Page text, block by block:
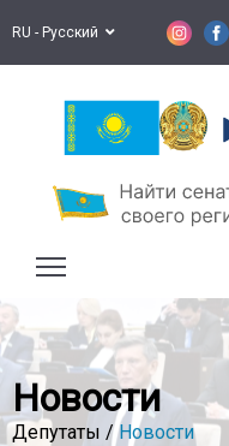
RU - Русский
Новости
Депутаты /Новости